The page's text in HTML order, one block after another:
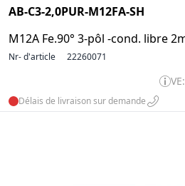
AB-C3-2,0PUR-M12FA-SH
M12A Fe.90° 3-pôl -cond. libre
Nr- d'article 22260071
Délais de livraison sur demande